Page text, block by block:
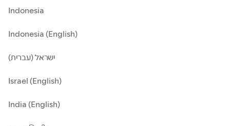
Indonesia
Indonesia (English)
ישראל (עברית)
Israel (English)
India (English)